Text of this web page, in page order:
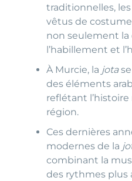
traditionnelles,
vêtus de
non seulement la
l’habillement et
À Murcie, la jotase
des éléments
reflétant
région.
Ces dernières
modernes de la
combinant la
des rythmes plus